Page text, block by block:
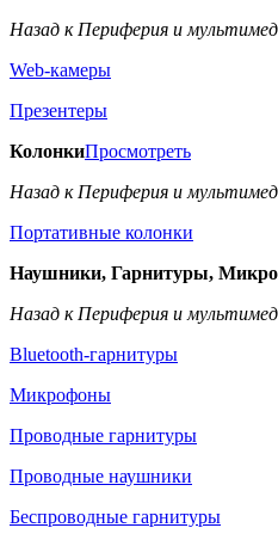
Назад к Периферия и
Web-камеры
Презентеры
КолонкиПросмотреть
Назад к Периферия и
Портативные колонки
Наушники, Гарнитуры,
Назад к Периферия и
Bluetooth-гарнитуры
Микрофоны
Проводные гарнитуры
Проводные наушники
Беспроводные гарнитуры